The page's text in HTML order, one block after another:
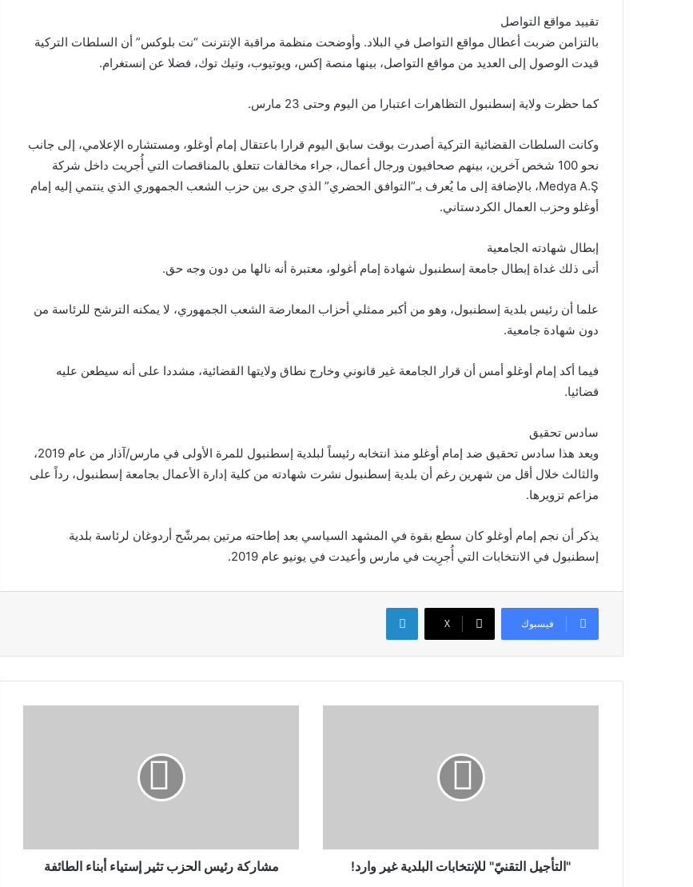
تقييد مواقع التواصل
بالتزامن ضربت أعطال مواقع التواصل في البلاد. وأوضحت منظمة مراقبة الإنترنت “نت بلوكس” أن السلطات التركية
قيدت الوصول إلى العديد من مواقع التواصل، بينها منصة إكس، ويوتيوب، وتيك توك، فضلا عن إنستغرام.
كما حظرت ولاية إسطنبول التظاهرات اعتبارا من اليوم وحتى 23 مارس.
وكانت السلطات القضائية التركية أصدرت بوقت سابق اليوم قرارا باعتقال إمام أوغلو، ومستشاره الإعلامي، إلى جانب
نحو 100 شخص آخرين، بينهم صحافيون ورجال أعمال، جراء مخالفات تتعلق بالمناقصات التي أُجريت داخل شركة
Medya A.Ş، بالإضافة إلى ما يُعرف بـ”التوافق الحضري” الذي جرى بين حزب الشعب الجمهوري الذي ينتمي إليه إمام
أوغلو وحزب العمال الكردستاني.
إبطال شهادته الجامعية
أتى ذلك غداة إبطال جامعة إسطنبول شهادة إمام أغولو، معتبرة أنه نالها من دون وجه حق.
علما أن رئيس بلدية إسطنبول، وهو من أكبر ممثلي أحزاب المعارضة الشعب الجمهوري، لا يمكنه الترشح للرئاسة من
دون شهادة جامعية.
فيما أكد إمام أوغلو أمس أن قرار الجامعة غير قانوني وخارج نطاق ولايتها القضائية، مشددا على أنه سيطعن عليه
قضائيا.
سادس تحقيق
ويعد هذا سادس تحقيق ضد إمام أوغلو منذ انتخابه رئيساً لبلدية إسطنبول للمرة الأولى في مارس/آذار من عام 2019،
والثالث خلال أقل من شهرين رغم أن بلدية إسطنبول نشرت شهادته من كلية إدارة الأعمال بجامعة إسطنبول، رداً على
مزاعم تزويرها.
يذكر أن نجم إمام أوغلو كان سطع بقوة في المشهد السياسي بعد إطاحته مرتين بمرشّح أردوغان لرئاسة بلدية
إسطنبول في الانتخابات التي أُجرِيت في مارس وأعيدت في يونيو عام 2019.
فيسبوك X
لينكدإن
"التأجيل التقنيّ" للإنتخابات البلدية غير وارد! مشاركة رئيس الحزب تثير إستياء أبناء الطائفة